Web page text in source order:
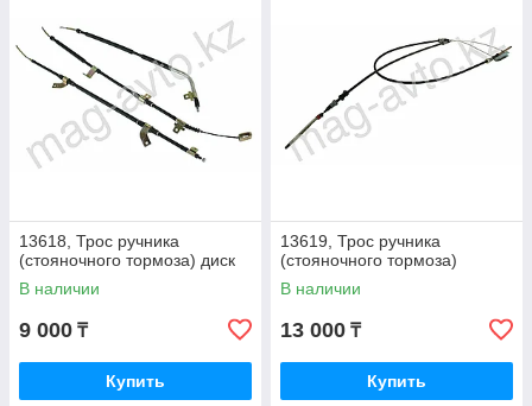
13618, Трос ручника
(стояночного тормоза) диск
В наличии
9 000 ₸
Купить
13619, Трос ручника
(стояночного тормоза)
В наличии
13 000 ₸
Купить